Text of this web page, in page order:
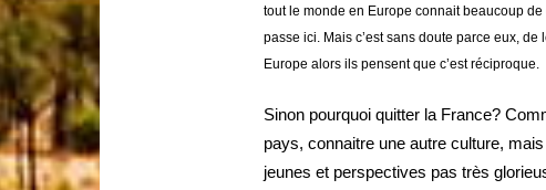
tout le monde en Europe connait beaucoup de
passe ici. Mais c’est sans doute parce eux,
Europe alors ils pensent que c’est réciproque.
Sinon pourquoi quitter la France?
pays, connaitre une autre culture,
jeunes et perspectives pas très